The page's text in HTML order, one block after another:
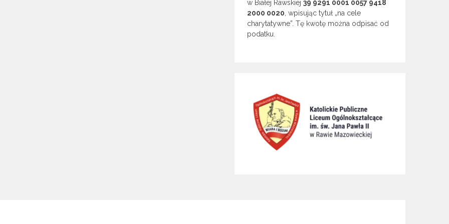
w Białej Rawskiej 39 9291 0001 0057 9418
2000 0020 , wpisując tytuł „na cele
charytatywne”. Tę kwotę można odpisać od
podatku.